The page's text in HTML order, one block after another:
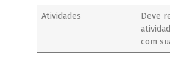
Atividades
Deve
com